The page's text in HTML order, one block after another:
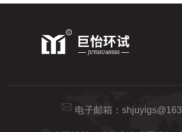
电子邮箱：